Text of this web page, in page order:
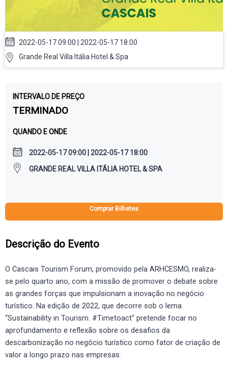
2022-05-17 09:00 | 2022-05-17 18:00
Grande Real Villa Itália Hotel & Spa
INTERVALO DE PREÇO
TERMINADO
QUANDO E ONDE
2022-05-17 09:00 | 2022-05-17 18:00
GRANDE REAL VILLA ITÁLIA HOTEL & SPA
Comprar Bilhetes
Descrição do Evento
O Cascais Tourism Forum, promovido pela ARHCESMO, realiza-
se pelo quarto ano, com a missão de promover o debate sobre
as grandes forças que impulsionam a inovação no negócio
turístico. Na edição de 2022, que decorre sob o lema
“Sustainability in Tourism. #Timetoact“ pretende focar no
aprofundamento e reflexão sobre os desafios da
descarbonização no negócio turístico como fator de criação de
valor a longo prazo nas empresas.